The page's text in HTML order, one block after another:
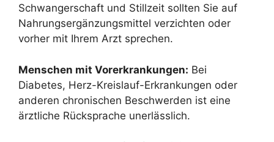
Schwangerschaft und Stillzeit sollten Sie auf
Nahrungsergänzungsmittel verzichten oder
vorher mit Ihrem Arzt sprechen.
Menschen mit Vorerkrankungen: Bei
Diabetes, Herz-Kreislauf-Erkrankungen oder
anderen chronischen Beschwerden ist eine
ärztliche Rücksprache unerlässlich.